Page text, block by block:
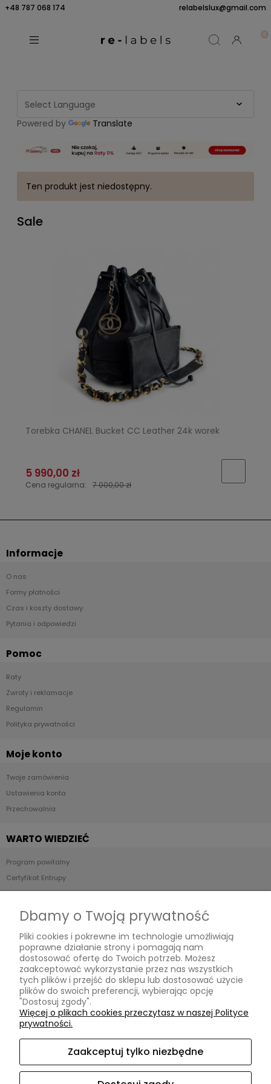
+48 787 068 174 relabelslux@gmail.com
Powered by Translate
Ten produkt jest niedostępny.
Sale
Torebka CHANEL Bucket CC Leather 24k worek
5 990,00 zł
Cena regularna: 7 000,00 zł
Informacje
O nas
Formy płatności
Czas i koszty dostawy
Pytania i odpowiedzi
Pomoc
Raty
Zwroty i reklamacje
Regulamin
Polityka prywatności
Moje konto
Twoje zamówienia
Ustawienia konta
Przechowalnia
WARTO WIEDZIEĆ
Program powitalny
Certyfikat Entrupy
Stan produktów - Skala ocen
POP UP STORE
Relabels
ul. Reymonta 19/91,
01-840 Warszawa,
woj. mazowieckie
Kontakt:
relabelslux@gmail.com,
787 068 174,
pn - pt: 10:00 - 20:00
Dbamy o Twoją prywatność
Pliki cookies i pokrewne im technologie umożliwiają
poprawne działanie strony i pomagają nam
dostosować ofertę do Twoich potrzeb. Możesz
zaakceptować wykorzystanie przez nas wszystkich
tych plików i przejść do sklepu lub dostosować użycie
plików do swoich preferencji, wybierając opcję
"Dostosuj zgody".
Więcej o plikach cookies przeczytasz w naszej Polityce
prywatności.
Zaakceptuj tylko niezbędne